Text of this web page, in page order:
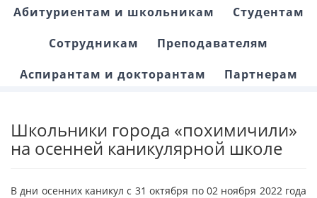
Абитуриентам и школьникам
Студентам
Сотрудникам
Преподавателям
Аспирантам и докторантам
Партнерам
Школьники города «похимичили»
на осенней каникулярной школе
В дни осенних каникул с 31 октября по 02 ноября 2022 года